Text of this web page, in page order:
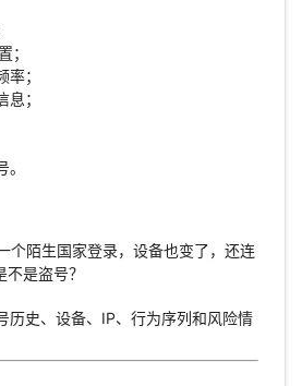
；
；
；
个陌生国家登录，设备也变了，还连
是盗号？
历史、设备、IP、行为序列和风险情